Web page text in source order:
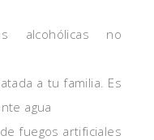
alcohólicas no
a tu familia. Es
agua
fuegos artificiales